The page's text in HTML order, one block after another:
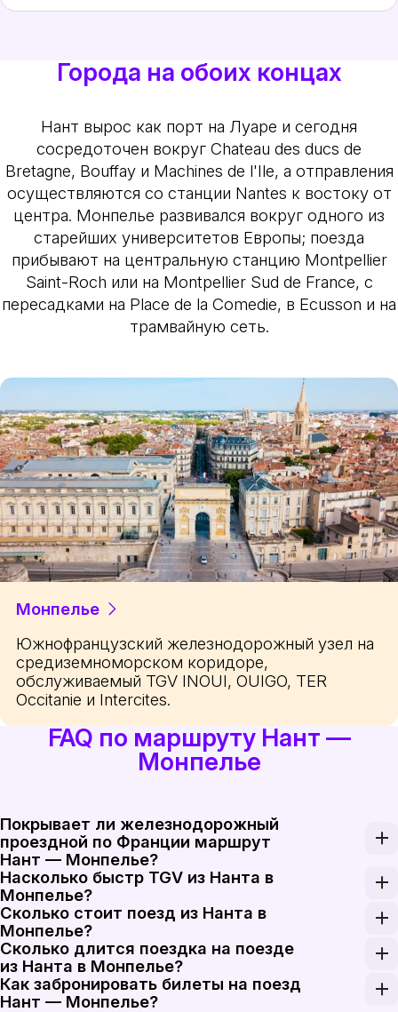
Города на обоих концах
Нант вырос как порт на Луаре и сегодня
сосредоточен вокруг Chateau des ducs de
Bretagne, Bouffay и Machines de l'Ile, а отправления
осуществляются со станции Nantes к востоку от
центра. Монпелье развивался вокруг одного из
старейших университетов Европы; поезда
прибывают на центральную станцию Montpellier
Saint-Roch или на Montpellier Sud de France, с
пересадками на Place de la Comedie, в Ecusson и на
трамвайную сеть.
Монпелье
Южнофранцузский железнодорожный узел на
средиземноморском коридоре,
обслуживаемый TGV INOUI, OUIGO, TER
Occitanie и Intercites.
FAQ по маршруту Нант —
Монпелье
Покрывает ли железнодорожный
проездной по Франции маршрут
Нант — Монпелье?
Проездные Interrail и Eurail можно использовать
Насколько быстр TGV из Нанта в
Монпелье?
Поезда TGV INOUI на высокоскоростных
Сколько стоит поезд из Нанта в
Монпелье?
Стоимость билетов на поезд в одну сторону
Сколько длится поездка на поезде
из Нанта в Монпелье?
Самые быстрые варианты поездов Нант —
Как забронировать билеты на поезд
Нант — Монпелье?